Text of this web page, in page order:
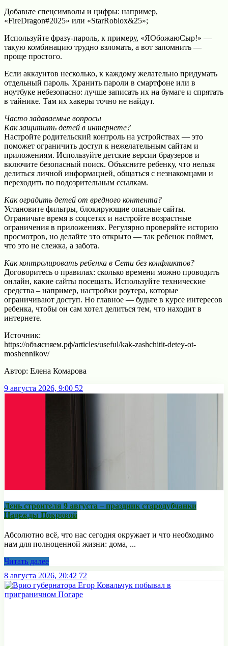
Добавьте спецсимволы и цифры: например,
«FireDragon#2025» или «StarRoblox&25»;
Используйте фразу-пароль, к примеру, «ЯОбожаюСыр!» —
такую комбинацию трудно взломать, а вот запомнить —
проще простого.
Если аккаунтов несколько, к каждому желательно придумать
отдельный пароль. Хранить пароли в смартфоне или в
ноутбуке небезопасно: лучше записать их на бумаге и спрятать
в тайнике. Там их хакеры точно не найдут.
Часто задаваемые вопросы
Как защитить детей в интернете?
Настройте родительский контроль на устройствах — это
поможет ограничить доступ к нежелательным сайтам и
приложениям. Используйте детские версии браузеров и
включите безопасный поиск. Объясните ребенку, что нельзя
делиться личной информацией, общаться с незнакомцами и
переходить по подозрительным ссылкам.
Как оградить детей от вредного контента?
Установите фильтры, блокирующие опасные сайты.
Ограничьте время в соцсетях и настройте возрастные
ограничения в приложениях. Регулярно проверяйте историю
просмотров, но делайте это открыто — так ребенок поймет,
что это не слежка, а забота.
Как контролировать ребенка в Сети без конфликтов?
Договоритесь о правилах: сколько времени можно проводить
онлайн, какие сайты посещать. Используйте технические
средства – например, настройки роутера, которые
ограничивают доступ. Но главное — будьте в курсе интересов
ребенка, чтобы он сам хотел делиться тем, что находит в
интернете.
Источник:
https://объясняем.рф/articles/useful/kak-zashchitit-detey-ot-
moshennikov/
Автор: Елена Комарова
9 августа 2026, 9:00 52
День строителя 9 августа – праздник стародубчанки
Надежды Покровой
Абсолютно всё, что нас сегодня окружает и что необходимо
нам для полноценной жизни: дома, ...
Читать далее
8 августа 2026, 20:42 72